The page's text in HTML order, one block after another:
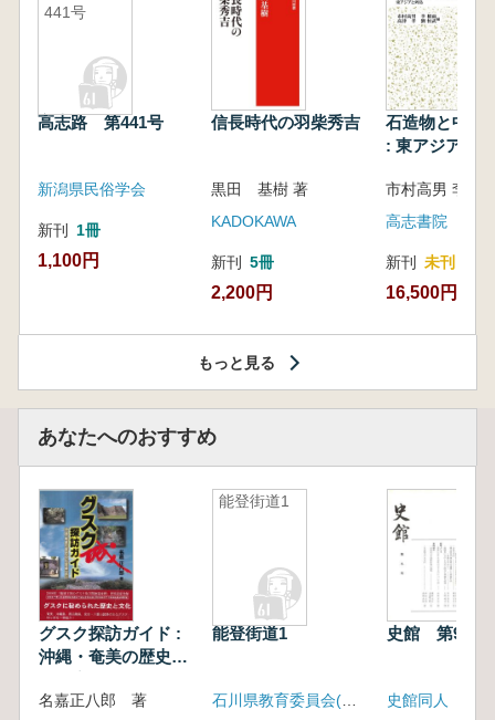
441号
高志路 第441号
新潟県民俗学会
新刊 1冊
1,100円
信長時代の羽柴秀吉
黒田 基樹 著
KADOKAWA
新刊 5冊
2,200円
石造物と中世
: 東アジアと
高志書院
新刊 未刊
16,500円
もっと見る
あなたへのおすすめ
グスク探訪ガイド :
沖縄・奄美の歴史文
名嘉正八郎 著
能登街道1
能登街道1 史館 第9号
史館同人